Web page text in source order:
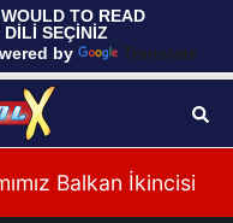
TO READ
SEÇİNİZ
by
Translate
Balkan İkincisi